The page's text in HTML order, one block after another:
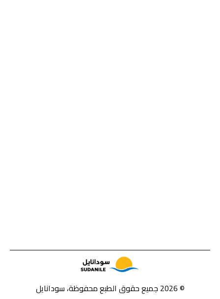
© 2026 جميع حقوق الطبع محفوظة، سودانايل